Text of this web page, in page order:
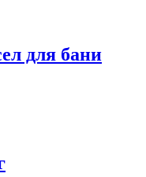
для бани